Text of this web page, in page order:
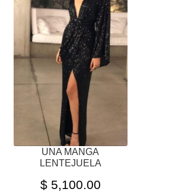
UNA MANGA
LENTEJUELA
$5,100.00
MÚLTIPLES
VARIANTES.
OPCIONES
PUEDEN
ELEGIR
PÁGINA